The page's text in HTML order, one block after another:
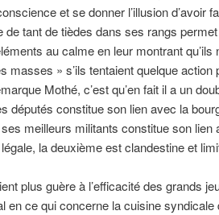
et se donner l’illusion d’avoir
de tant de tièdes dans ses rangs
au calme en leur montrant qu’ils
masses » s’ils tentaient quelque action
Mothé, c’est qu’en fait il a un
députés constitue son lien avec la
meilleurs militants constitue son lien
la deuxième est clandestine et
plus guère à l’efficacité des grands
en ce qui concerne la cuisine syndicale